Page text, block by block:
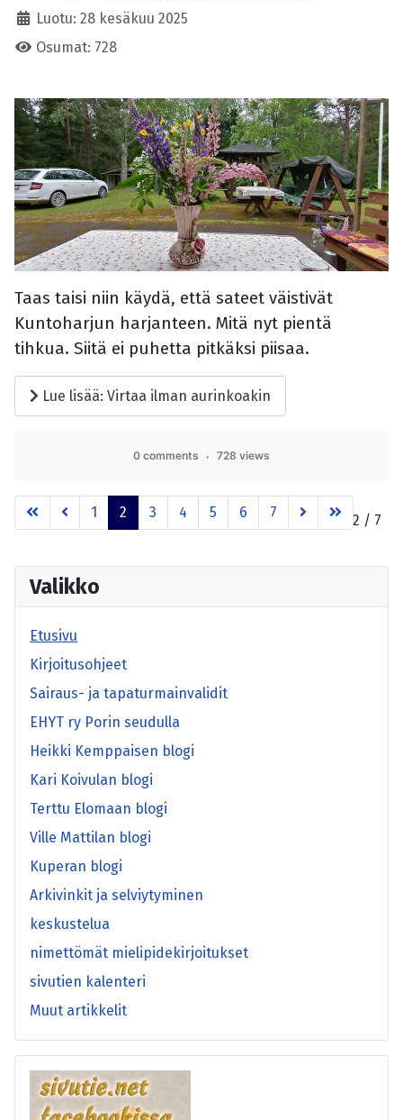
Luotu: 28 kesäkuu 2025
Osumat: 728
Taas taisi niin käydä, että sateet väistivät
Kuntoharjun harjanteen. Mitä nyt pientä
tihkua. Siitä ei puhetta pitkäksi piisaa.
Lue lisää: Virtaa ilman aurinkoakin
0 comments 728 views
Sivu 2 / 7
1 2 3 4 5 6 7
Valikko
Etusivu
Kirjoitusohjeet
Sairaus- ja tapaturmainvalidit
EHYT ry Porin seudulla
Heikki Kemppaisen blogi
Kari Koivulan blogi
Terttu Elomaan blogi
Ville Mattilan blogi
Kuperan blogi
Arkivinkit ja selviytyminen
keskustelua
nimettömät mielipidekirjoitukset
sivutien kalenteri
Muut artikkelit